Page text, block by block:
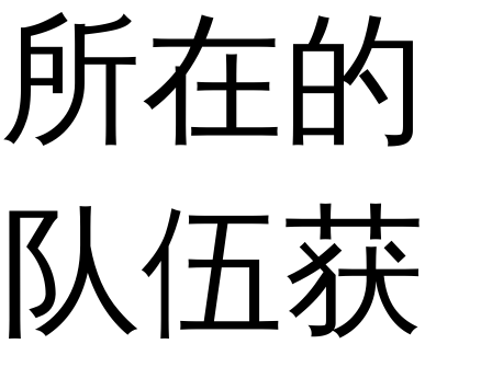
所在的
队伍获